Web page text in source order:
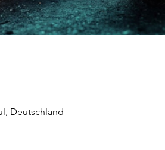
Deutschland